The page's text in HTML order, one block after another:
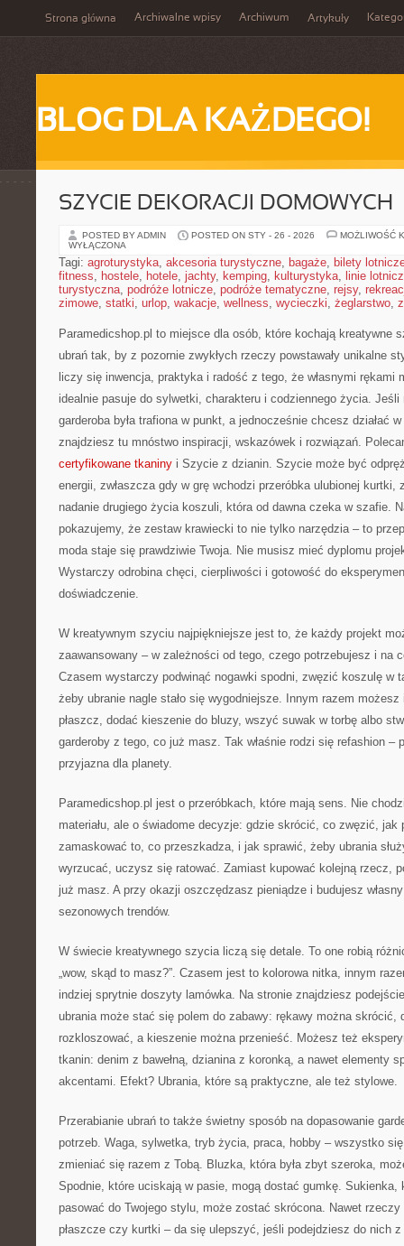
Strona główna Archiwalne wpisy Archiwum Artykuły
BLOG DLA KAŻDEGO!
SZYCIE DEKORACJI DOMOWYCH
POSTED BY ADMIN POSTED ON STY - 26 - 2026
MOŻLIWOŚĆ
WYŁĄCZONA
Tagi: agroturystyka, akcesoria turystyczne, bagaże, bilety
fitness, hostele, hotele, jachty, kemping, kulturystyka, linie
turystyczna, podróże lotnicze, podróże tematyczne, rejsy,
zimowe, statki, urlop, wakacje, wellness, wycieczki, żeglarstwo,
Paramedicshop.pl to miejsce dla osób, które kochają kreatywne
ubrań tak, by z pozornie zwykłych rzeczy powstawały unikalne
liczy się inwencja, praktyka i radość z tego, że własnymi rękami
idealnie pasuje do sylwetki, charakteru i codziennego życia.
garderoba była trafiona w punkt, a jednocześnie chcesz działać
znajdziesz tu mnóstwo inspiracji, wskazówek i rozwiązań.
certyfikowane tkaniny i Szycie z dzianin. Szycie może być
energii, zwłaszcza gdy w grę wchodzi przeróbka ulubionej
nadanie drugiego życia koszuli, która od dawna czeka w szafie.
pokazujemy, że zestaw krawiecki to nie tylko narzędzia – to
moda staje się prawdziwie Twoja. Nie musisz mieć dyplomu
Wystarczy odrobina chęci, cierpliwości i gotowość do
doświadczenie.
W kreatywnym szyciu najpiękniejsze jest to, że każdy projekt
zaawansowany – w zależności od tego, czego potrzebujesz i na
Czasem wystarczy podwinąć nogawki spodni, zwęzić koszulę w
żeby ubranie nagle stało się wygodniejsze. Innym razem możesz
płaszcz, dodać kieszenie do bluzy, wszyć suwak w torbę albo
garderoby z tego, co już masz. Tak właśnie rodzi się refashion –
przyjazna dla planety.
Paramedicshop.pl jest o przeróbkach, które mają sens. Nie
materiału, ale o świadome decyzje: gdzie skrócić, co zwęzić,
zamaskować to, co przeszkadza, i jak sprawić, żeby ubrania
wyrzucać, uczysz się ratować. Zamiast kupować kolejną rzecz,
już masz. A przy okazji oszczędzasz pieniądze i budujesz
sezonowych trendów.
W świecie kreatywnego szycia liczą się detale. To one robią
„wow, skąd to masz?”. Czasem jest to kolorowa nitka, innym
indziej sprytnie doszyty lamówka. Na stronie znajdziesz
ubrania może stać się polem do zabawy: rękawy można skrócić,
rozkloszować, a kieszenie można przenieść. Możesz też
tkanin: denim z bawełną, dzianina z koronką, a nawet elementy
akcentami. Efekt? Ubrania, które są praktyczne, ale też stylowe.
Przerabianie ubrań to także świetny sposób na dopasowanie
potrzeb. Waga, sylwetka, tryb życia, praca, hobby – wszystko
zmieniać się razem z Tobą. Bluzka, która była zbyt szeroka,
Spodnie, które uciskają w pasie, mogą dostać gumkę. Sukienka,
pasować do Twojego stylu, może zostać skrócona. Nawet rzeczy
płaszcze czy kurtki – da się ulepszyć, jeśli podejdziesz do nich z